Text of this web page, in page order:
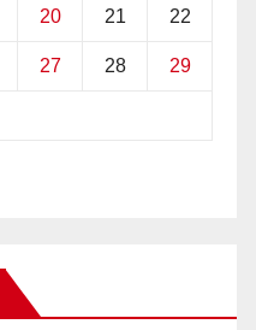
20 21 22
27 28 29